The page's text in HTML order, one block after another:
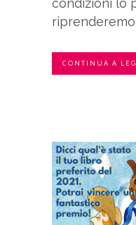
condizioni lo
riprenderemo
CONTINUA A